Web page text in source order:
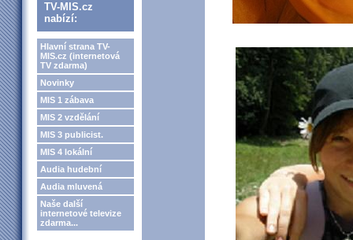
TV-MIS.cz
nabízí:
Hlavní strana TV-
MIS.cz (internetová
TV zdarma)
Novinky
MIS 1 zábava
MIS 2 vzdělání
MIS 3 publicist.
MIS 4 lokální
Audia hudební
Audia mluvená
Naše další
internetové televize
zdarma...